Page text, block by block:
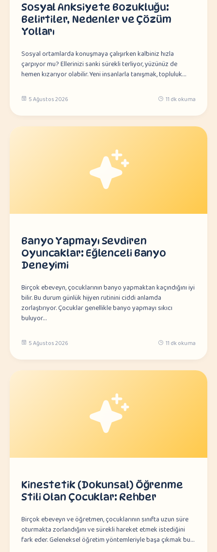
Sosyal Anksiyete Bozukluğu:
Belirtiler, Nedenler ve Çözüm
Yolları
Sosyal ortamlarda konuşmaya çalışırken kalbiniz hızla
çarpıyor mu? Ellerinizi sanki sürekli terliyor, yüzünüz de
hemen kızarıyor olabilir. Yeni insanlarla tanışmak, topluluk…
5 Ağustos 2026 11 dk okuma
Banyo Yapmayı Sevdiren
Oyuncaklar: Eğlenceli Banyo
Deneyimi
Birçok ebeveyn, çocuklarının banyo yapmaktan kaçındığını iyi
bilir. Bu durum günlük hijyen rutinini ciddi anlamda
zorlaştırıyor. Çocuklar genellikle banyo yapmayı sıkıcı
buluyor…
5 Ağustos 2026 11 dk okuma
Kinestetik (Dokunsal) Öğrenme
Stili Olan Çocuklar: Rehber
Birçok ebeveyn ve öğretmen, çocuklarının sınıfta uzun süre
oturmakta zorlandığını ve sürekli hareket etmek istediğini
fark eder. Geleneksel öğretim yöntemleriyle başa çıkmak bu…